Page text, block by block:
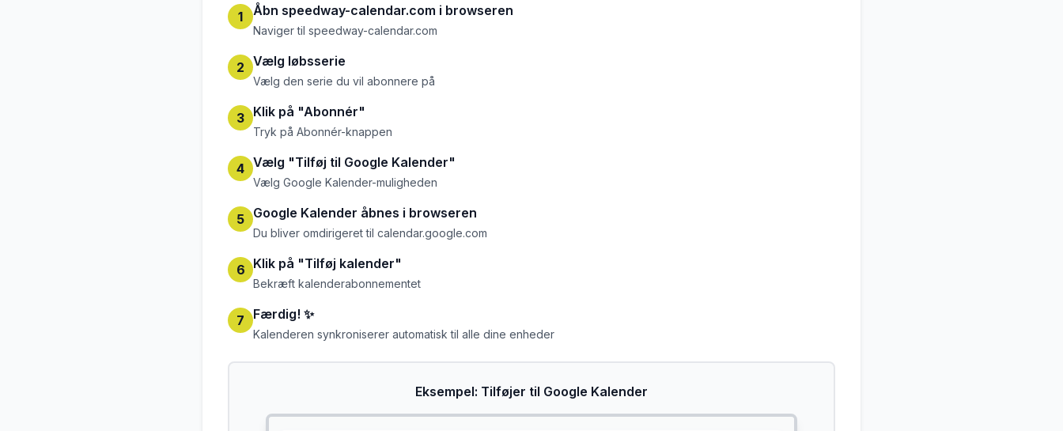
1 Åbn speedway-calendar.com i browseren
Naviger til speedway-calendar.com
2 Vælg løbsserie
Vælg den serie du vil abonnere på
3 Klik på "Abonnér"
Tryk på Abonnér-knappen
4 Vælg "Tilføj til Google Kalender"
Vælg Google Kalender-muligheden
5 Google Kalender åbnes i browseren
Du bliver omdirigeret til calendar.google.com
6 Klik på "Tilføj kalender"
Bekræft kalenderabonnementet
7 Færdig! ✨
Kalenderen synkroniserer automatisk til alle dine enheder
Eksempel: Tilføjer til Google Kalender